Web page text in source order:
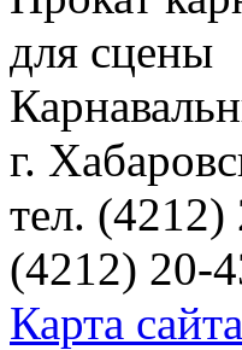
для сцены
г.
тел.
(4212) 20-
Карта сайта